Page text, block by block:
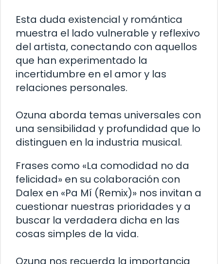
Esta duda existencial y romántica
muestra el lado vulnerable y reflexivo
del artista, conectando con aquellos
que han experimentado la
incertidumbre en el amor y las
relaciones personales.
Ozuna aborda temas universales con
una sensibilidad y profundidad que lo
distinguen en la industria musical.
Frases como «La comodidad no da
felicidad» en su colaboración con
Dalex en «Pa Mí (Remix)» nos invitan a
cuestionar nuestras prioridades y a
buscar la verdadera dicha en las
cosas simples de la vida.
Ozuna nos recuerda la importancia